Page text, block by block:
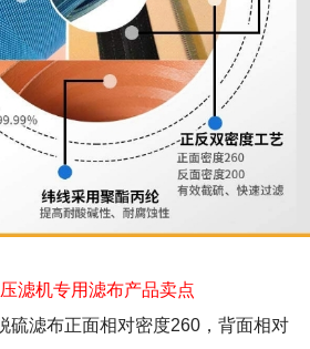
滤机专用滤布产品卖点
硫滤布正面相对密度260，背面相对